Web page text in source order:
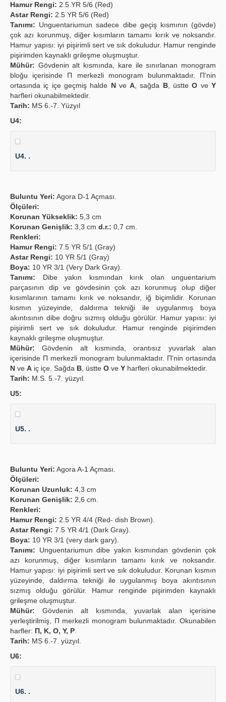
Hamur Rengi: 2.5 YR 5/6 (Red)
Astar Rengi: 2.5 YR 5/6 (Red)
Tanımı: Unguentariumun sadece dibe geçiş kısmının (gövde)
çok azı korunmuş, diğer kısımların tamamı kırık ve noksandır.
Hamur yapısı: iyi pişirimli sert ve sık dokuludur. Hamur renginde
pişirimden kaynaklı grileşme oluşmuştur.
Mühür: Gövdenin alt kısmında, kare ile sınırlanan monogram
bloğu içerisinde Π merkezli monogram bulunmaktadır. Π’nin
ortasında iç içe geçmiş halde NveA , sağda B, üstteO veY
harfleri okunabilmektedir.
Tarih: MS 6.-7. Yüzyıl
U4:
U4. .
Buluntu Yeri: Agora D-1 Açması.
Ölçüleri:
Korunan Yükseklik: 5,3 cm
Korunan Genişlik: 3,3 cm d.r.: 0,7 cm.
Renkleri:
Hamur Rengi: 7.5 YR 5/1 (Gray)
Astar Rengi: 10 YR 5/1 (Gray)
Boya: 10 YR 3/1 (Very Dark Gray).
Tanımı: Dibe yakın kısmından kırık olan unguentarium
parçasının dip ve gövdesinin çok azı korunmuş olup diğer
kısımlarının tamamı kırık ve noksandır, iğ biçimlidir. Korunan
kısmın yüzeyinde, daldırma tekniği ile uygulanmış boya
akıntısının dibe doğru sızmış olduğu görülür. Hamur yapısı: iyi
pişirimli sert ve sık dokuludur. Hamur renginde pişirimden
kaynaklı grileşme oluşmuştur.
Mühür: Gövdenin alt kısmında, orantısız yuvarlak alan
içerisinde Π merkezli monogram bulunmaktadır. Π’nin ortasında
N ve A iç içe. Sağda B , üstte O ve Y harfleri okunabilmektedir.
Tarih: M.S. 5.-7. yüzyıl.
U5:
U5. .
Buluntu Yeri: Agora A-1 Açması.
Ölçüleri:
Korunan Uzunluk: 4,3 cm
Korunan Genişlik: 2,6 cm.
Renkleri:
Hamur Rengi: 2.5 YR 4/4 (Red- dish Brown).
Astar Rengi: 7.5 YR 4/1 (Dark Gray).
Boya: 10 YR 3/1 (very dark gary).
Tanımı: Unguentariumun dibe yakın kısmından gövdenin çok
azı korunmuş, diğer kısımların tamamı kırık ve noksandır.
Hamur yapısı: iyi pişirimli sert ve sık dokuludur. Korunan kısmın
yüzeyinde, daldırma tekniği ile uygulanmış boya akıntısının
sızmış olduğu görülür. Hamur renginde pişirimden kaynaklı
grileşme oluşmuştur.
Mühür: Gövdenin alt kısmında, yuvarlak alan içerisine
yerleştirilmiş, Π merkezli monogram bulunmaktadır. Okunabilen
harfler: Π, Κ, Ο, Υ, Ρ
Tarih: MS 6.-7. yüzyıl.
U6:
U6. .